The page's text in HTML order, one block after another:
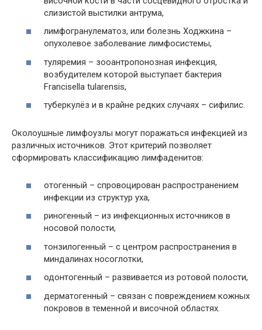
слизистой выстилки антрума,
лимфогранулематоз, или болезнь Ходжкина –
опухолевое заболевание лимфосистемы,
туляремия – зооантропонозная инфекция,
возбудителем которой выступает бактерия
Francisella tularensis,
туберкулёз и в крайне редких случаях – сифилис.
Околоушные лимфоузлы могут поражаться инфекцией из
различных источников. Этот критерий позволяет
сформировать классификацию лимфаденитов:
отогенный – спровоцирован распространением
инфекции из структур уха,
риногенный – из инфекционных источников в
носовой полости,
тонзилогенный – с центром распространения в
миндалинах носоглотки,
одонтогенный – развивается из ротовой полости,
дерматогенный – связан с повреждением кожных
покровов в теменной и височной областях.